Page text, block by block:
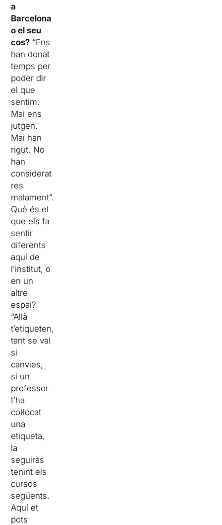
a
Barcelona
o el seu
cos? “Ens
han donat
temps per
poder dir
el que
sentim.
Mai ens
jutgen.
Mai han
rigut. No
han
considerat
res
malament”.
Què és el
que els fa
sentir
diferents
aquí de
l’institut, o
en un
altre
espai?
“Allà
t’etiqueten,
tant se val
si
canvies,
si un
professor
t’ha
col·locat
una
etiqueta,
la
seguiràs
tenint els
cursos
següents.
Aquí et
pots